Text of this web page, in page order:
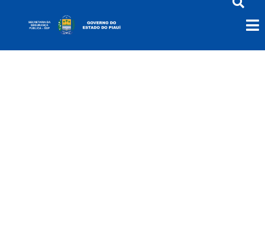
Localização